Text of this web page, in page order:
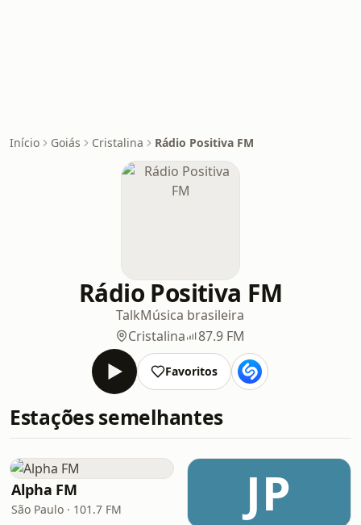
Início Goiás Cristalina Rádio Positiva FM
Rádio Positiva FM
TalkMúsica brasileira
Cristalina
87.9 FM
Favoritos
Estações semelhantes
Alpha FM
São Paulo · 101.7 FM JP